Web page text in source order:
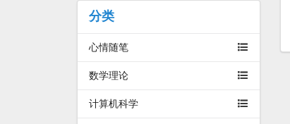
分类
心情随笔
数学理论
计算机科学